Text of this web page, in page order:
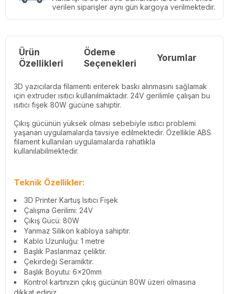
verilen siparişler aynı gün kargoya verilmektedir.
Ürün
Özellikleri
Ödeme
Seçenekleri
Yorumlar
3D yazıcılarda filamenti eriterek baskı alınmasını sağlamak
için extruder ısıtıcı kullanılmaktadır. 24V gerilimle çalışan bu
ısıtıcı fişek 80W gücüne sahiptir.
Çıkış gücünün yüksek olması sebebiyle ısıtıcı problemi
yaşanan uygulamalarda tavsiye edilmektedir. Özellikle ABS
filament kullanılan uygulamalarda rahatlıkla
kullanılabilmektedir.
Teknik Özellikler:
3D Printer Kartuş Isıtıcı Fişek
Çalışma Gerilimi: 24V
Çıkış Gücü: 80W
Yanmaz Silikon kabloya sahiptir.
Kablo Uzunluğu: 1 metre
Başlık Paslanmaz çeliktir.
Çekirdeği Seramiktir.
Başlık Boyutu: 6x20mm
Kontrol kartınızın çıkış gücünün 80W üzeri olmasına